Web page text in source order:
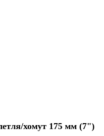
хомут 175 мм (7")